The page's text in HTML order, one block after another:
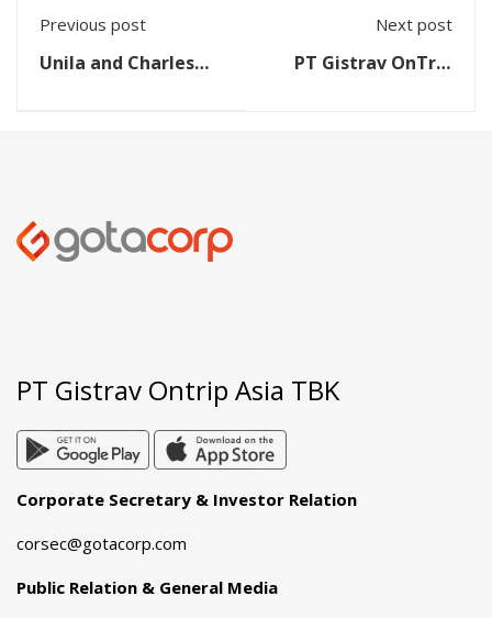
Previous post
Unila and Charles
Next post
PT Gistrav OnTrip
PT Gistrav Ontrip Asia TBK
Corporate Secretary & Investor Relation
corsec@gotacorp.com
Public Relation & General Media